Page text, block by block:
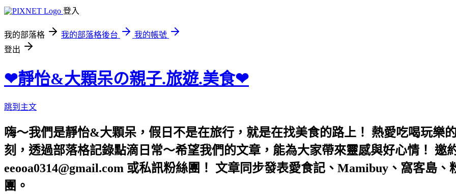
登入
我的部落格 我的部落格後台
我的帳號
登出
❤靜怡&大顆呆の親子.旅遊.美食❤
跳到主文
嗨～我們是靜怡&大顆呆，假日不是在旅行，就是在找美食的路上！ 熱愛吃喝玩樂
刻，透過部落格記錄點滴日常～希望我們的文章，能為大家帶來靈感與好心情！ 邀
eeooa0314@gmail.com 或私訊粉絲團！ 文章同步發表愛食記、Mamibuy、窩客島
團。